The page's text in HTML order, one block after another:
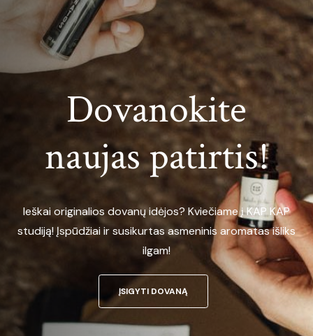
Dovanokite
naujas patirtis!
Ieškai originalios dovanų idėjos? Kviečiame į KAP KAP
studiją! Įspūdžiai ir susikurtas asmeninis aromatas išliks
ilgam!
ĮSIGYTI DOVANĄ